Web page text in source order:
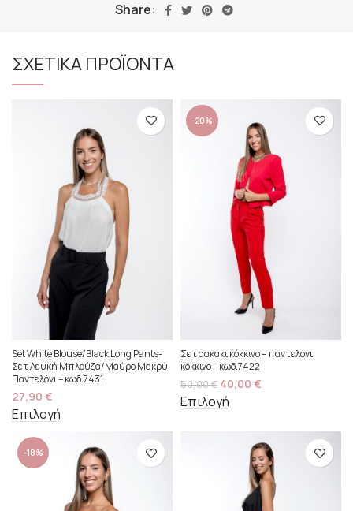
Share:
ΣΧΕΤΙΚΑ ΠΡΟΪΟΝΤΑ
Set White Blouse/Black Long Pants-
Σετ Λευκή Μπλούζα/Μαύρο Μακρύ
Παντελόνι – κωδ.7431
27,90 €
Επιλογή
-20%
Σετ σακάκι κόκκινο – παντελόνι
κόκκινο – κωδ.7422
50,00€ 40,00 €
Επιλογή
-18%